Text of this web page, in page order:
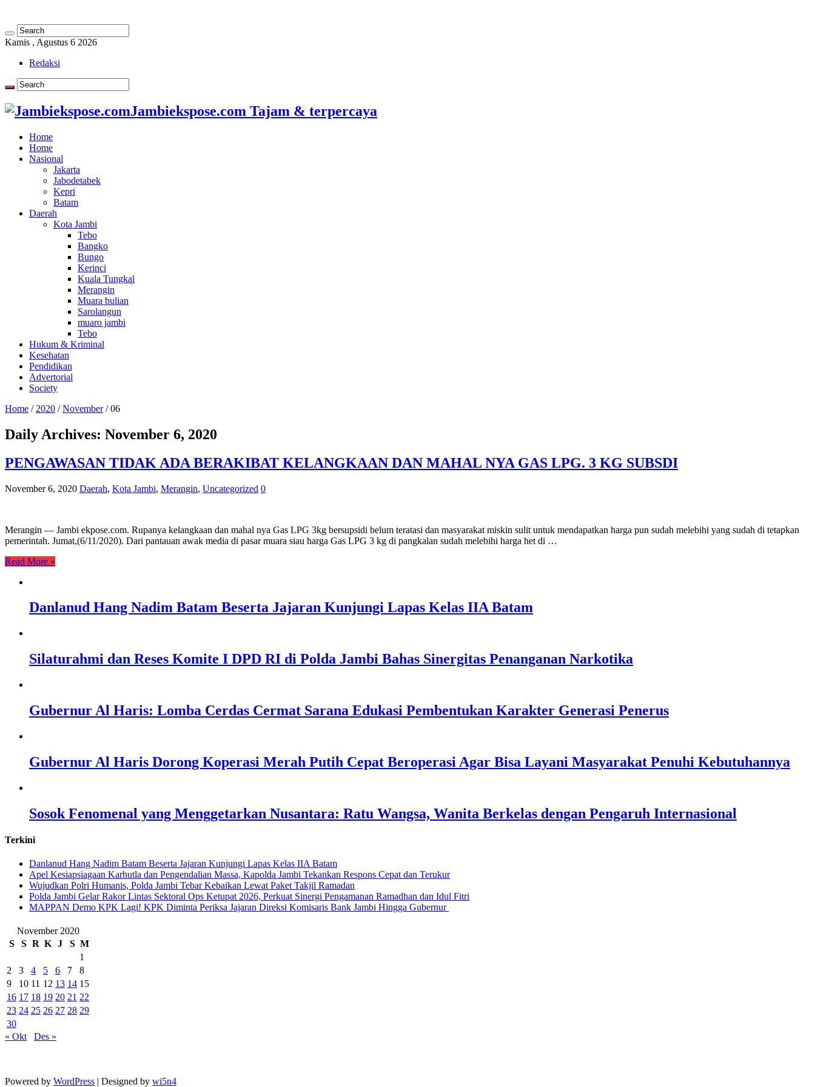
Kamis , Agustus 6 2026
Redaksi
Jambiekspose.com Tajam & terpercaya
Home
Home
Nasional
Jakarta
Jabodetabek
Kepri
Batam
Daerah
Kota Jambi
Tebo
Bangko
Bungo
Kerinci
Kuala Tungkal
Merangin
Muara bulian
Sarolangun
muaro jambi
Tebo
Hukum & Kriminal
Kesehatan
Pendidikan
Advertorial
Society
Home / 2020 / November / 06
Daily Archives: November 6, 2020
PENGAWASAN TIDAK ADA BERAKIBAT KELANGKAAN DAN MAHAL NYA GAS LPG. 3 KG SUBSDI
November 6, 2020 Daerah, Kota Jambi, Merangin, Uncategorized 0
Merangin — Jambi ekpose.com. Rupanya kelangkaan dan mahal nya Gas LPG 3kg bersupsidi belum teratasi dan masyarakat miskin sulit untuk mendapatkan harga pun sudah melebihi yang sudah di tetapkan
pemerintah. Jumat,(6/11/2020). Dari pantauan awak media di pasar muara siau harga Gas LPG 3 kg di pangkalan sudah melebihi harga het di …
Read More »
Danlanud Hang Nadim Batam Beserta Jajaran Kunjungi Lapas Kelas IIA Batam
Silaturahmi dan Reses Komite I DPD RI di Polda Jambi Bahas Sinergitas Penanganan Narkotika
Gubernur Al Haris: Lomba Cerdas Cermat Sarana Edukasi Pembentukan Karakter Generasi Penerus
Gubernur Al Haris Dorong Koperasi Merah Putih Cepat Beroperasi Agar Bisa Layani Masyarakat Penuhi Kebutuhannya
Sosok Fenomenal yang Menggetarkan Nusantara: Ratu Wangsa, Wanita Berkelas dengan Pengaruh Internasional
Terkini
Danlanud Hang Nadim Batam Beserta Jajaran Kunjungi Lapas Kelas IIA Batam
Apel Kesiapsiagaan Karhutla dan Pengendalian Massa, Kapolda Jambi Tekankan Respons Cepat dan Terukur
Wujudkan Polri Humanis, Polda Jambi Tebar Kebaikan Lewat Paket Takjil Ramadan
Polda Jambi Gelar Rakor Lintas Sektoral Ops Ketupat 2026, Perkuat Sinergi Pengamanan Ramadhan dan Idul Fitri
‎MAPPAN Demo KPK Lagi! KPK Diminta Periksa Jajaran Direksi Komisaris Bank Jambi Hingga Gubernur ‎
November 2020
S
S R K J S M
1
2
3 4 5 6 7
8
9
10 11 12 13 14 15
16 17 18 19 20 21 22
23 24 25 26 27 28 29
30
« Okt
Des »
Powered by WordPress | Designed by wi5n4